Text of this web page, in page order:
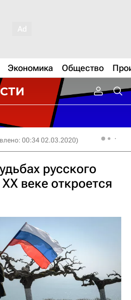
Экономика Общество
00:34 02.03.2020)
русского
веке откроется